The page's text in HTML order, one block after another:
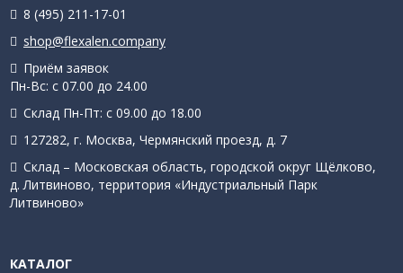
8 (495) 211-17-01
shop@flexalen.company
Приём заявок
Пн-Вс: с 07.00 до 24.00
Склад Пн-Пт: с 09.00 до 18.00
127282, г. Москва, Чермянский проезд, д. 7
Склад – Московская область, городской округ Щёлково,
д. Литвиново, территория «Индустриальный Парк
Литвиново»
КАТАЛОГ